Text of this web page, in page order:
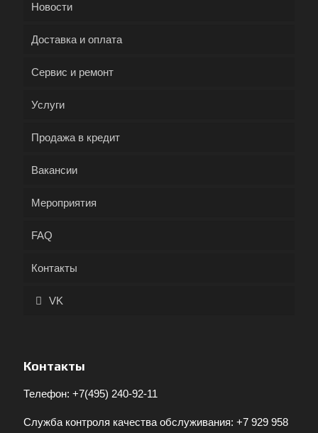
Новости
Доставка и оплата
Сервис и ремонт
Услуги
Продажа в кредит
Вакансии
Мероприятия
FAQ
Контакты
VK
Контакты
Телефон: +7(495) 240-92-11
Служба контроля качества обслуживания: +7 929 958